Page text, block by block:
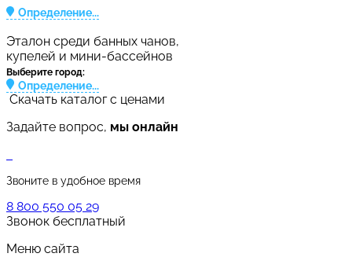
Определение...
Эталон среди банных чанов,
купелей и мини-бассейнов
Выберите город:
Определение...
Скачать каталог с ценами
Задайте вопрос, мы онлайн
Звоните в удобное время
8 800 550 05 29
Звонок бесплатный
Меню сайта